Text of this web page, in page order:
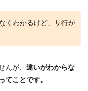
くわかるけど、サ行が
んが、 違いがわからな
てことです。